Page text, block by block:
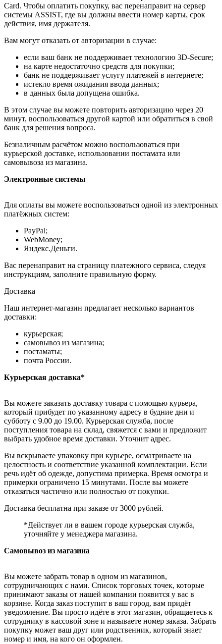
Card. Чтобы оплатить покупку, вас перенаправит на сервер
системы ASSIST, где вы должны ввести номер карты, срок
действия, имя держателя.
Вам могут отказать от авторизации в случае:
если ваш банк не поддерживает технологию 3D-Secure;
на карте недостаточно средств для покупки;
банк не поддерживает услугу платежей в интернете;
истекло время ожидания ввода данных;
в данных была допущена ошибка.
В этом случае вы можете повторить авторизацию через 20
минут, воспользоваться другой картой или обратиться в свой
банк для решения вопроса.
Безналичным расчётом можно воспользоваться при
курьерской доставке, использовании постамата или
самовывоза из магазина.
Электронные системы
Для оплаты вы можете воспользоваться одной из электронных
платёжных систем:
PayPal;
WebMoney;
Яндекс.Деньги.
Вас перенаправит на страницу платежного сервиса, следуя
инструкциям, заполните правильную форму.
Доставка
Наш интернет-магазин предлагает несколько вариантов
доставки:
курьерская;
самовывоз из магазина;
постаматы;
почта России.
Курьерская доставка*
Вы можете заказать доставку товара с помощью курьера,
который прибудет по указанному адресу в будние дни и
субботу с 9.00 до 19.00. Курьерская служба, после
поступления товара на склад, свяжется с вами и предложит
выбрать удобное время доставки. Уточнит адрес.
Вы вскрываете упаковку при курьере, осматриваете на
целостность и соответствие указанной комплектации. Если
речь идёт об одежде, допустима примерка. Время осмотра и
примерки ограничено 15 минутами. После вы можете
отказаться частично или полностью от покупки.
Доставка бесплатна при заказе от 3000 рублей.
*Действует ли в вашем городе курьерская служба,
уточняйте у менеджера магазина.
Самовывоз из магазина
Вы можете забрать товар в одном из магазинов,
сотрудничающих с нами. Список торговых точек, которые
принимают заказы от нашей компании появится у вас в
корзине. Когда заказ поступит в ваш город, вам придёт
уведомление. Вы просто идёте в этот магазин, обращаетесь к
сотруднику в кассовой зоне и называете номер заказа. Забрать
покупку может ваш друг или родственник, который знает
номер и имя, на кого он оформлен.